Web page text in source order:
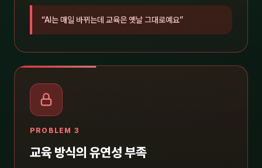
“AI는 매일 바뀌는데 교육은 옛날 그대로예요”
PROBLEM 3
교육 방식의 유연성 부족